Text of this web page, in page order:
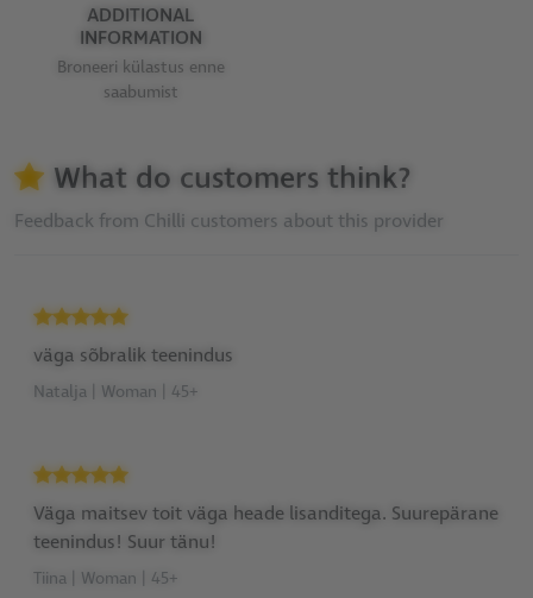
ADDITIONAL
INFORMATION
Broneeri külastus enne
saabumist
What do customers think?
Feedback from Chilli customers about this provider
väga sõbralik teenindus
Natalja | Woman | 45+
Väga maitsev toit väga heade lisanditega. Suurepärane
teenindus! Suur tänu!
Tiina | Woman | 45+